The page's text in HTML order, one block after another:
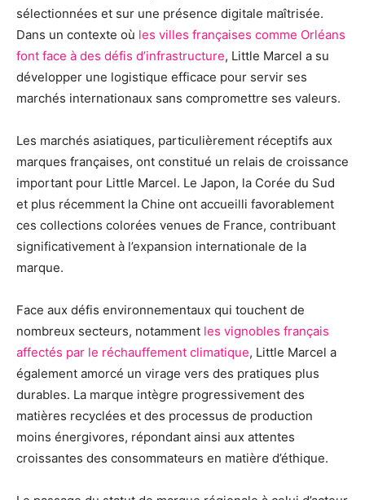
sélectionnées et sur une présence digitale maîtrisée.
Dans un contexte où les villes françaises comme Orléans
font face à des défis d’infrastructure, Little Marcel a su
développer une logistique efficace pour servir ses
marchés internationaux sans compromettre ses valeurs.
Les marchés asiatiques, particulièrement réceptifs aux
marques françaises, ont constitué un relais de croissance
important pour Little Marcel. Le Japon, la Corée du Sud
et plus récemment la Chine ont accueilli favorablement
ces collections colorées venues de France, contribuant
significativement à l’expansion internationale de la
marque.
Face aux défis environnementaux qui touchent de
nombreux secteurs, notamment les vignobles français
affectés par le réchauffement climatique, Little Marcel a
également amorcé un virage vers des pratiques plus
durables. La marque intègre progressivement des
matières recyclées et des processus de production
moins énergivores, répondant ainsi aux attentes
croissantes des consommateurs en matière d’éthique.